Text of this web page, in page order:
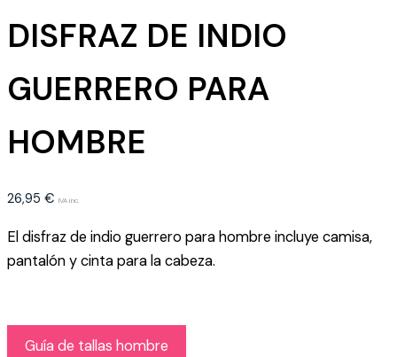
DISFRAZ DE INDIO
GUERRERO PARA
HOMBRE
26,95 € IVA inc.
El disfraz de indio guerrero para hombre incluye camisa,
pantalón y cinta para la cabeza.
Guía de tallas hombre